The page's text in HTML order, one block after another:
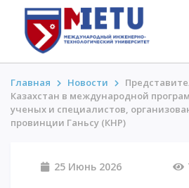
АБИТУРИЕНТАМ
Все о поступлении
Главная Новости
Казахстан в международной
ученых и специалистов,
провинции Ганьсу (КНР)
25 Июнь 2026